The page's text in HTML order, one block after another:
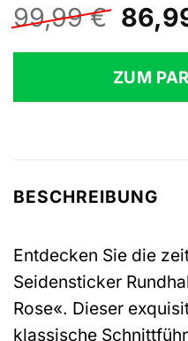
99,99€
Preis
war:
ZUM
BESCHREIBUNG
Entdecken Sie die
Seidensticker
Rose«. Dieser
klassische